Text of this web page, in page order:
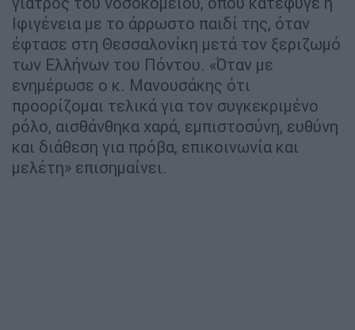
Ιφιγένεια με το άρρωστο παιδί της, όταν
έφτασε στη Θεσσαλονίκη μετά τον ξεριζωμό
των Ελλήνων του Πόντου. «Όταν με
ενημέρωσε ο κ. Μανουσάκης ότι
προορίζομαι τελικά για τον συγκεκριμένο
ρόλο, αισθάνθηκα χαρά, εμπιστοσύνη, ευθύνη
και διάθεση για πρόβα, επικοινωνία και
μελέτη» επισημαίνει.